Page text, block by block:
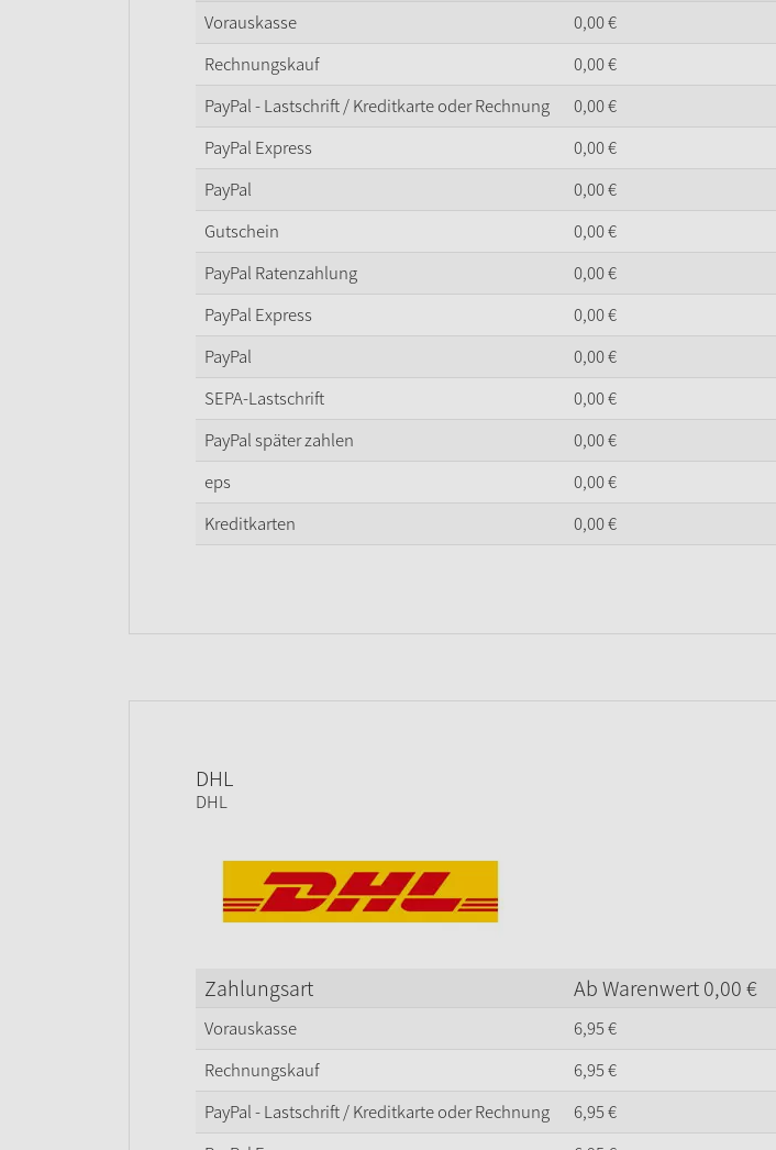
Vorauskasse 0,00€
Rechnungskauf
0,00€
PayPal - Lastschrift / Kreditkarte oder Rechnung
0,00€
PayPal Express
0,00€
PayPal
0,00€
Gutschein
0,00€
PayPal Ratenzahlung
0,00€
PayPal Express
0,00€
PayPal
0,00€
SEPA-Lastschrift
0,00€
PayPal später zahlen
0,00€
eps
0,00€
Kreditkarten
0,00€
DHL
DHL
Zahlungsart Ab Warenwert0,00€
Vorauskasse 6,95€
Rechnungskauf
6,95€
PayPal - Lastschrift / Kreditkarte oder Rechnung
6,95€